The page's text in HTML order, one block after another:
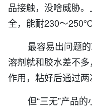
品接触，没啥威胁
全，能耐230～250℃
最容易出问题
溶剂就和胶水差不
作用，粘好后通过两
但“三无”产品